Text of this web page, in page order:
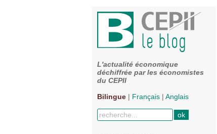
L'actualité économique
déchiffrée par les économistes
du CEPII
Bilingue | Français | Anglais